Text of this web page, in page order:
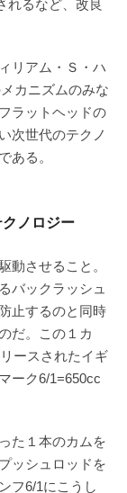
れるなど、改良
リアム・Ｓ・ハ
カニズムのみな
ラットヘッドの
次世代のテクノ
ある。
ノロジー
動させること。
バックラッシュ
止するのと同時
だ。この１カ
ースされたイギ
ーク6/1=650cc
た１本のカムを
ッシュロッドを
フ6/1にこうし